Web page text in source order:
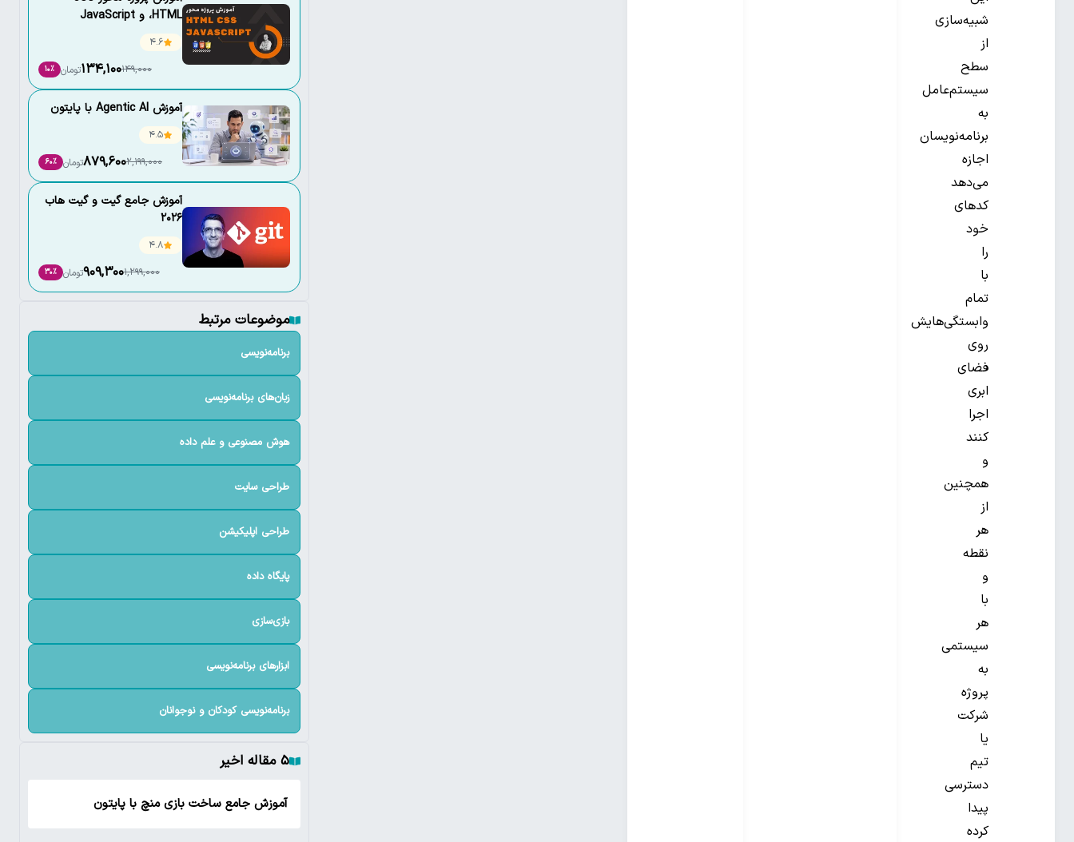
شبیه‌سازی
از
سطح
سیستم‌عامل
به
برنامه‌نویسان
اجازه
می‌دهد
کدهای
خود
را
با
تمام
وابستگی‌هایش
روی
فضای
ابری
اجرا
کنند
و
همچنین
از
هر
نقطه
و
با
هر
سیستمی
به
پروژه
شرکت
یا
تیم
دسترسی
پیدا
کرده
،HTML و JavaScript
4.6
149,000
134,100تومان 10٪
آموزش Agentic AI با پایتون
4.5
2,199,000
879,600تومان 60٪
آموزش جامع گیت و گیت هاب
2026
4.8
1,299,000
909,300تومان 30٪
موضوعات مرتبط
برنامه‌نویسی
زبان‌های برنامه‌نویسی
هوش مصنوعی و علم داده
طراحی سایت
طراحی اپلیکیشن
پایگاه داده
بازی‌سازی
ابزارهای برنامه‌نویسی
برنامه‌نویسی کودکان و نوجوانان
۵ مقاله اخیر
آموزش جامع ساخت بازی منچ با پایتون